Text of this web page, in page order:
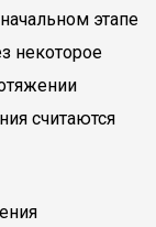
этапе
некоторое
считаются